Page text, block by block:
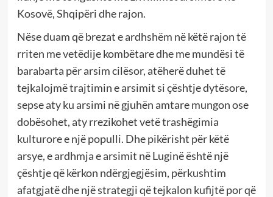
Kosovë, Shqipëri dhe rajon.
Nëse duam që brezat e ardhshëm në këtë rajon të
rriten me vetëdije kombëtare dhe me mundësi të
barabarta për arsim cilësor, atëherë duhet të
tejkalojmë trajtimin e arsimit si çështje dytësore,
sepse aty ku arsimi në gjuhën amtare mungon ose
dobësohet, aty rrezikohet vetë trashëgimia
kulturore e një populli. Dhe pikërisht për këtë
arsye, e ardhmja e arsimit në Luginë është një
çështje që kërkon ndërgjegjësim, përkushtim
afatgjatë dhe një strategji që tejkalon kufijtë por që